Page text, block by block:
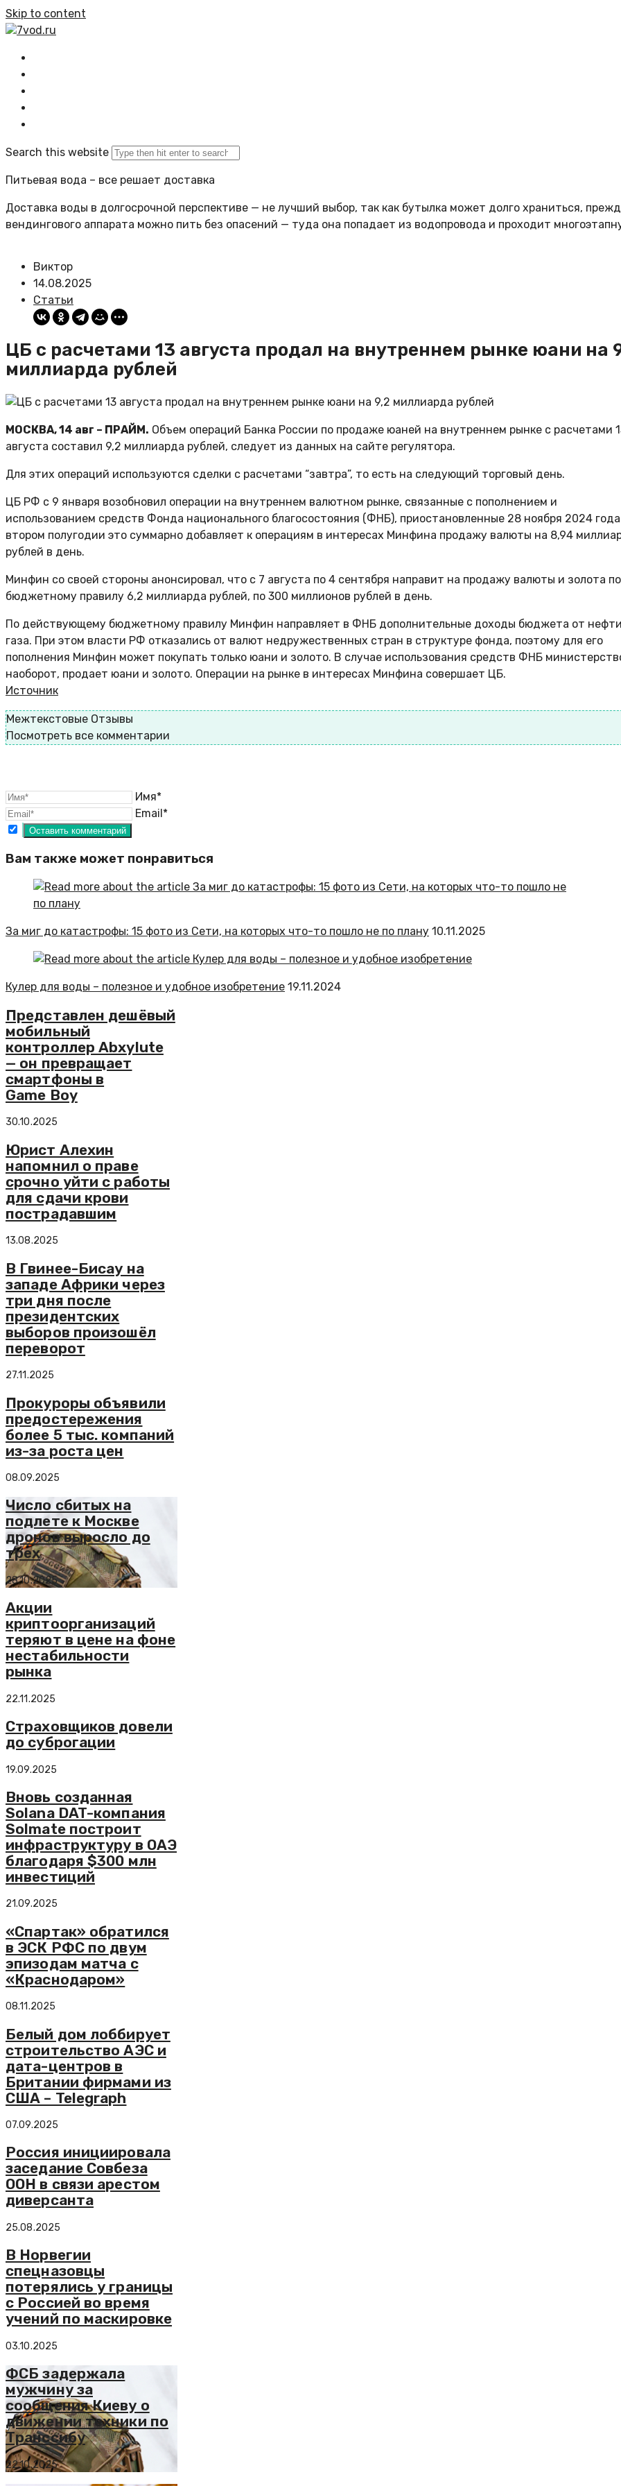
Skip to content
7vod.ru
Search this website
Питьевая вода – все решает доставка
Доставка воды в долгосрочной перспективе — не лучший выбор, так как бутылка может долго храниться,
вендингового аппарата можно пить без опасений — туда она попадает из водопровода и проходит
Виктор
14.08.2025
Статьи
ЦБ с расчетами 13 августа продал на внутреннем рынке юани на
миллиарда рублей
МОСКВА, 14 авг – ПРАЙМ. Объем операций Банка России по продаже юаней на внутреннем рынке с расчетами
августа составил 9,2 миллиарда рублей, следует из данных на сайте регулятора.
Для этих операций используются сделки с расчетами “завтра”, то есть на следующий торговый день.
ЦБ РФ с 9 января возобновил операции на внутреннем валютном рынке, связанные с пополнением и
использованием средств Фонда национального благосостояния (ФНБ), приостановленные 28 ноября 2024
втором полугодии это суммарно добавляет к операциям в интересах Минфина продажу валюты на 8,94
рублей в день.
Минфин со своей стороны анонсировал, что с 7 августа по 4 сентября направит на продажу валюты и золота по
бюджетному правилу 6,2 миллиарда рублей, по 300 миллионов рублей в день.
По действующему бюджетному правилу Минфин направляет в ФНБ дополнительные доходы бюджета от
газа. При этом власти РФ отказались от валют недружественных стран в структуре фонда, поэтому для его
пополнения Минфин может покупать только юани и золото. В случае использования средств ФНБ
наоборот, продает юани и золото. Операции на рынке в интересах Минфина совершает ЦБ.
Источник
Межтекстовые Отзывы
Посмотреть все комментарии
Имя*
Email*
Вам также может понравиться
За миг до катастрофы: 15 фото из Сети, на которых что-то пошло не по плану 10.11.2025
Кулер для воды – полезное и удобное изобретение 19.11.2024
Представлен дешёвый
мобильный
контроллер Abxylute
— он превращает
смартфоны в
Game Boy
30.10.2025
Юрист Алехин
напомнил о праве
срочно уйти с работы
для сдачи крови
пострадавшим
13.08.2025
В Гвинее-Бисау на
западе Африки через
три дня после
президентских
выборов произошёл
переворот
27.11.2025
Прокуроры объявили
предостережения
более 5 тыс. компаний
из-за роста цен
08.09.2025
Число сбитых на
подлете к Москве
дронов выросло до
трех
28.10.2025
Акции
криптоорганизаций
теряют в цене на фоне
нестабильности
рынка
22.11.2025
Страховщиков довели
до суброгации
19.09.2025
Вновь созданная
Solana DAT-компания
Solmate построит
инфраструктуру в ОАЭ
благодаря $300 млн
инвестиций
21.09.2025
«Спартак» обратился
в ЭСК РФС по двум
эпизодам матча с
«Краснодаром»
08.11.2025
Белый дом лоббирует
строительство АЭС и
дата-центров в
Британии фирмами из
США – Telegraph
07.09.2025
Россия инициировала
заседание Совбеза
ООН в связи арестом
диверсанта
25.08.2025
В Норвегии
спецназовцы
потерялись у границы
с Россией во время
учений по маскировке
03.10.2025
ФСБ задержала
мужчину за
сообщения Киеву о
движении техники по
Транссибу
22.10.2025